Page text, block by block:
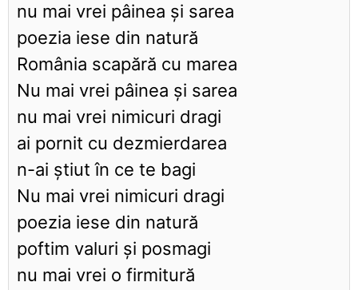
nu mai vrei pâinea și sarea
poezia iese din natură
România scapără cu marea
Nu mai vrei pâinea și sarea
nu mai vrei nimicuri dragi
ai pornit cu dezmierdarea
n-ai știut în ce te bagi
Nu mai vrei nimicuri dragi
poezia iese din natură
poftim valuri și posmagi
nu mai vrei o firmitură